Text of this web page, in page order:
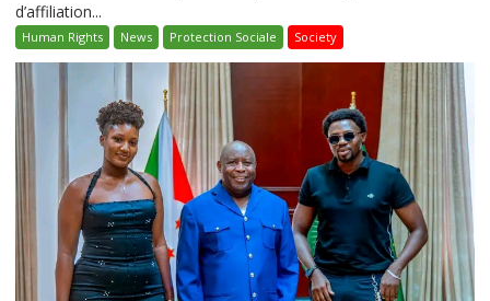
d’affiliation...
Human Rights News Protection Sociale Society